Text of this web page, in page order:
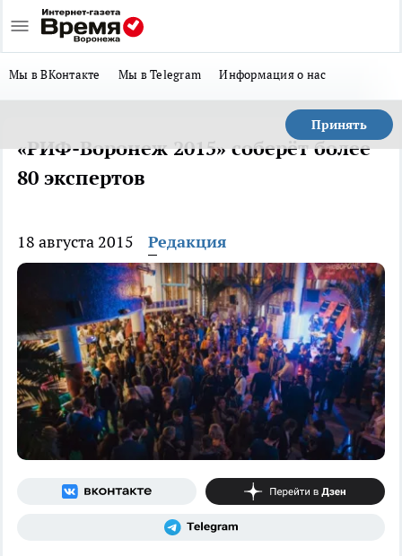
Мы в ВКонтакте Мы в Telegram Информация о нас
Принять
«РИФ-Воронеж 2015» соберёт более
80 экспертов
18 августа 2015 Редакция